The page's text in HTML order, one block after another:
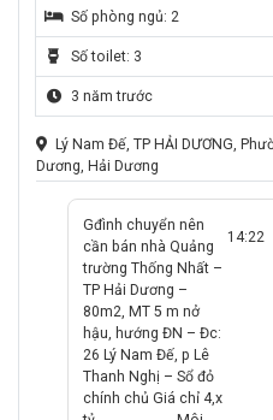
Số phòng ngủ: 2
Số toilet: 3
3 năm trước
Lý Nam Đế, TP HẢI DƯƠNG,
Dương, Hải Dương
Gđình chuyển nên
cần bán nhà Quảng
trường Thống Nhất –
TP Hải Dương –
80m2, MT 5 m nở
hậu, hướng ĐN – Đc:
26 Lý Nam Đế, p Lê
Thanh Nghị – Sổ đỏ
chính chủ Giá chỉ 4,x
14:22